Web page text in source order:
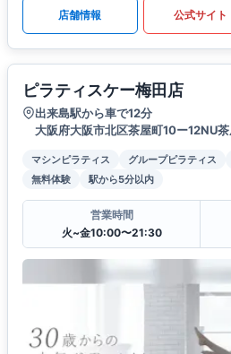
店舗情報 公式サイト
ピラティスケー梅田店
出来島駅から車で12分
大阪府大阪市北区茶屋町10ー12NU
マシンピラティス グループピラティス
無料体験
駅から5分以内
営業時間
火~金10:00〜21:30